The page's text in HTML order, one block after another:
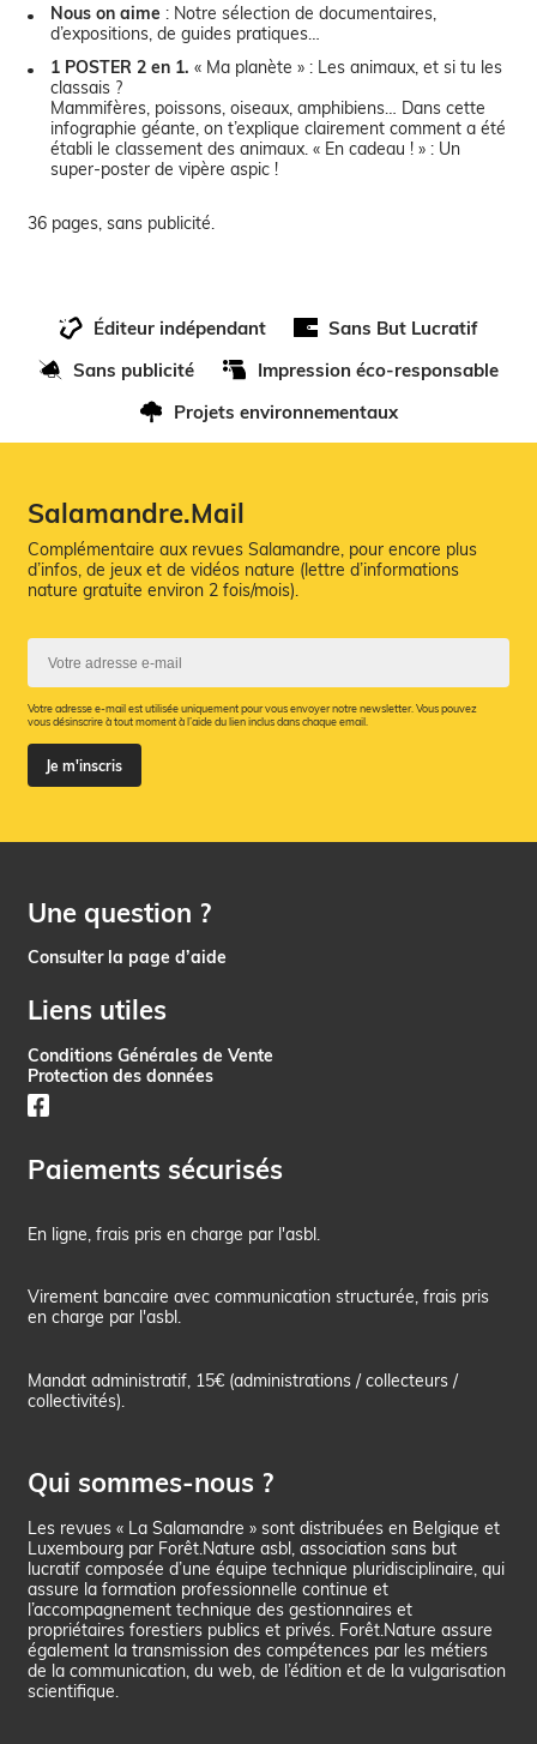
Nous on aime : Notre sélection de documentaires,
d’expositions, de guides pratiques…
1 POSTER 2 en 1. « Ma planète » : Les animaux, et si tu les
classais ?
Mammifères, poissons, oiseaux, amphibiens… Dans cette
infographie géante, on t’explique clairement comment a été
établi le classement des animaux. « En cadeau ! » : Un
super-poster de vipère aspic !
Éditeur indépendant
Sans But Lucratif
Sans publicité
Impression éco-responsable
Projets environnementaux
Salamandre.Mail
Complémentaire aux revues Salamandre, pour encore plus
d’infos, de jeux et de vidéos nature (lettre d’informations
nature gratuite environ 2 fois/mois).
Votre adresse e-mail est utilisée uniquement pour vous envoyer notre newsletter. Vous pouvez
vous désinscrire à tout moment à l’aide du lien inclus dans chaque email.
Je m'inscris
Une question ?
Consulter la page d’aide
Liens utiles
Conditions Générales de Vente
Protection des données
Paiements sécurisés
En ligne, frais pris en charge par l'asbl.
Virement bancaire avec communication structurée, frais pris
en charge par l'asbl.
Mandat administratif, 15€ (administrations / collecteurs /
collectivités).
Qui sommes-nous ?
Les revues « La Salamandre » sont distribuées en Belgique et
Luxembourg par Forêt.Nature asbl, association sans but
lucratif composée d’une équipe technique pluridisciplinaire, qui
assure la formation professionnelle continue et
l’accompagnement technique des gestionnaires et
propriétaires forestiers publics et privés. Forêt.Nature assure
également la transmission des compétences par les métiers
de la communication, du web, de l’édition et de la vulgarisation
scientifique.